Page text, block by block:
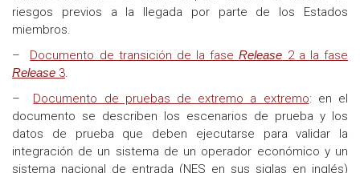
riesgos previos a la llegada por parte de los Estados
miembros.
– Documento de transición de la faseRelease 2 a la fase
Release 3.
– Documento de pruebas de extremo a extremo: en el
documento se describen los escenarios de prueba y los
datos de prueba que deben ejecutarse para validar la
integración de un sistema de un operador económico y un
sistema nacional de entrada (NES en sus siglas en inglés)